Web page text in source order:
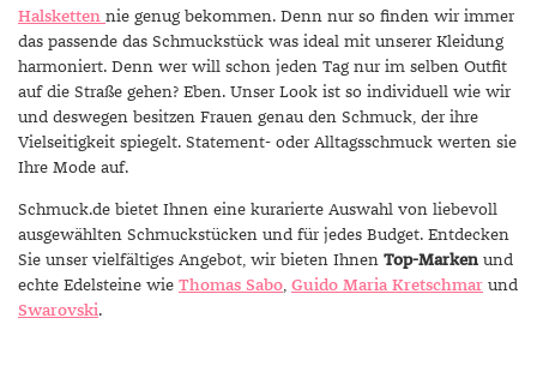
Halsketten nie genug bekommen. Denn nur so finden wir immer
das passende das Schmuckstück was ideal mit unserer Kleidung
harmoniert. Denn wer will schon jeden Tag nur im selben Outfit
auf die Straße gehen? Eben. Unser Look ist so individuell wie wir
und deswegen besitzen Frauen genau den Schmuck, der ihre
Vielseitigkeit spiegelt. Statement- oder Alltagsschmuck werten sie
Ihre Mode auf.
Schmuck.de bietet Ihnen eine kurarierte Auswahl von liebevoll
ausgewählten Schmuckstücken und für jedes Budget. Entdecken
Sie unser vielfältiges Angebot, wir bieten Ihnen Top-Marken und
echte Edelsteine wie Thomas Sabo, Guido Maria Kretschmar und
Swarovski.